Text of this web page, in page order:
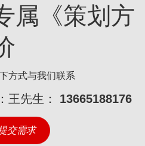
属《策划方
方式与我们联系
王先生： 13665188176
交需求